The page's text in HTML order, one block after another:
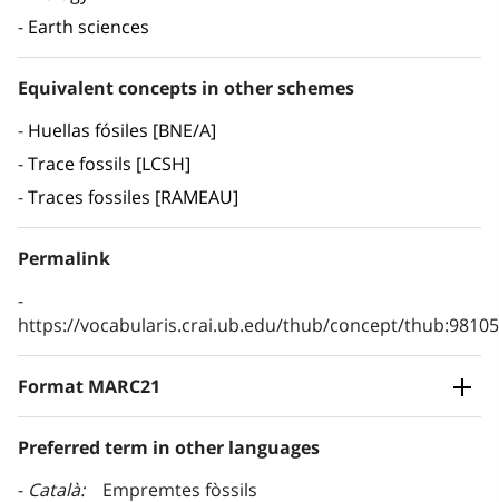
Earth sciences
Equivalent concepts in other schemes
Huellas fósiles [BNE/A]
Trace fossils [LCSH]
Traces fossiles [RAMEAU]
Permalink
https://vocabularis.crai.ub.edu/thub/concept/
Format MARC21
Preferred term in other languages
Català
Empremtes fòssils